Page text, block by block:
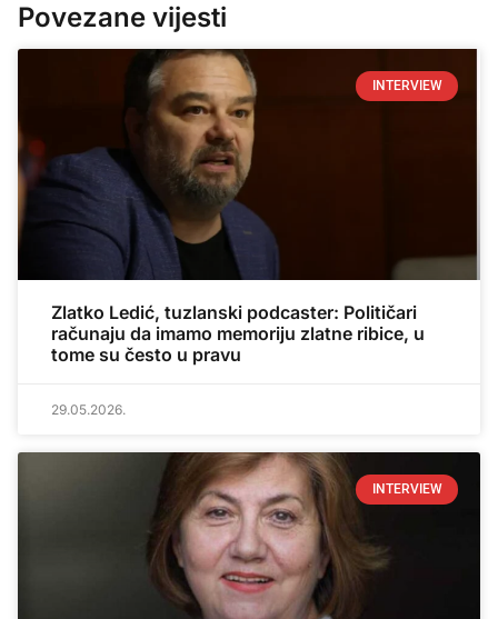
Povezane vijesti
INTERVIEW
Zlatko Ledić, tuzlanski podcaster: Političari
računaju da imamo memoriju zlatne ribice, u
tome su često u pravu
29.05.2026.
INTERVIEW